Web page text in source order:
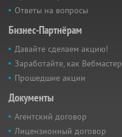
Ответы на вопросы
Бизнес-Партнёрам
Давайте сделаем акцию!
Заработайте, как Вебмастер
Прошедшие акции
Документы
Агентский договор
Лицензионный договор